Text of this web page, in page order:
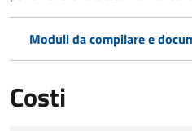
Moduli da compilare e
Costi